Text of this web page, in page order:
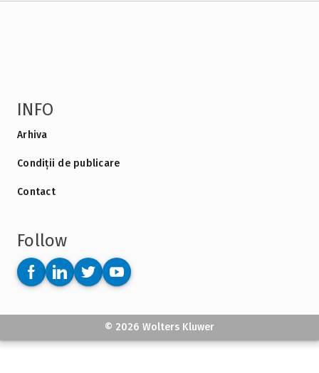
INFO
Arhiva
Condiții de publicare
Contact
Follow
© 2026 Wolters Kluwer